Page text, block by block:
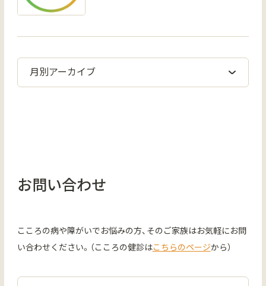
お問い合わせ
こころの病や障がいでお悩みの方、そのご家族はお気軽にお問
い合わせください。（こころの健診はこちらのページから）